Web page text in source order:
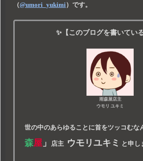
（@umori_yukimi ）です。
✨【このブログを書いてい
雨森屋店主
ウモリ ユキミ
世の中のあらゆることに首をツッコむな
森屋 」 店主 ウモリユキミ と申し